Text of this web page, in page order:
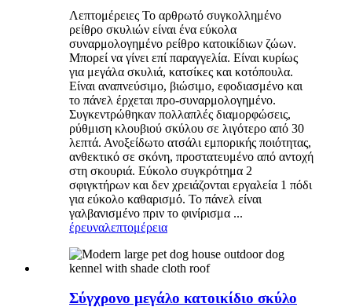
Λεπτομέρειες Το αρθρωτό συγκολλημένο
ρείθρο σκυλιών είναι ένα εύκολα
συναρμολογημένο ρείθρο κατοικίδιων ζώων.
Μπορεί να γίνει επί παραγγελία. Είναι κυρίως
για μεγάλα σκυλιά, κατσίκες και κοτόπουλα.
Είναι αναπνεύσιμο, βιώσιμο, εφοδιασμένο και
το πάνελ έρχεται προ-συναρμολογημένο.
Συγκεντρώθηκαν πολλαπλές διαμορφώσεις,
ρύθμιση κλουβιού σκύλου σε λιγότερο από 30
λεπτά. Ανοξείδωτο ατσάλι εμπορικής ποιότητας,
ανθεκτικό σε σκόνη, προστατευμένο από αντοχή
στη σκουριά. Εύκολο συγκρότημα 2
σφιγκτήρων και δεν χρειάζονται εργαλεία 1 πόδι
για εύκολο καθαρισμό. Το πάνελ είναι
γαλβανισμένο πριν το φινίρισμα ...
έρευναλεπτομέρεια
Σύγχρονο μεγάλο κατοικίδιο σκύλο